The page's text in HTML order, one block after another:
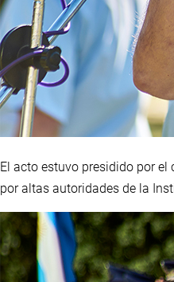
El acto estuvo presidido por
por altas autoridades de la